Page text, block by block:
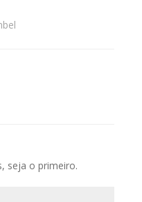
seja o primeiro.